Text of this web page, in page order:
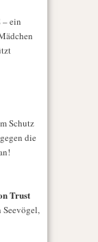
– ein
Schutz
die
Trust